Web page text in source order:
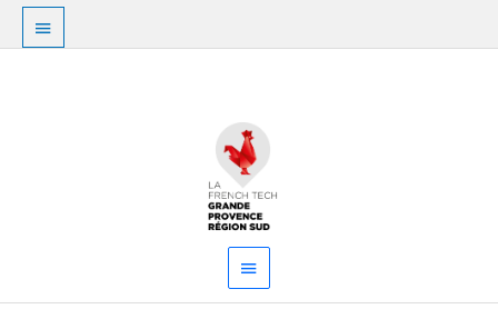
Aller
contenu
Au
dessus
principal